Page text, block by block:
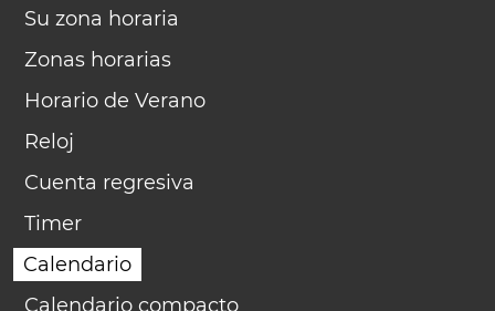
Su zona horaria
Zonas horarias
Horario de Verano
Reloj
Cuenta regresiva
Timer
Calendario
Calendario compacto